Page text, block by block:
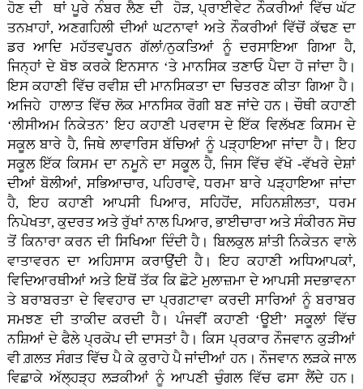
ਹੋਣ ਦੀ ਥਾਂ ਪੂਰੇ ਨੰਬਰ ਲੈਣ ਦੀ ਹੋੜ, ਪ੍ਰਾਈਵੇਟ ਨੌਕਰੀਆਂ ਵਿੱਚ ਘੱਟ
ਤਨਖ਼ਾਹਾਂ, ਅਣਗਹਿਲੀ ਦੀਆਂ ਘਟਨਾਵਾਂ ਅਤੇ ਨੌਕਰੀਆਂ ਵਿੱਚੋਂ ਕੱਢਣ ਦਾ
ਡਰ ਆਦਿ ਮਹੱਤਵਪੂਰਨ ਗੱਲਾਂ/ਨੁਕਤਿਆਂ ਨੂੰ ਦਰਸਾਇਆ ਗਿਆ ਹੈ,
ਜਿਨ੍ਹਾਂ ਦੇ ਬੋਝ ਕਰਕੇ ਇਨਸਾਨ ‘ਤੇ ਮਾਨਸਿਕ ਤਣਾਓ ਪੈਦਾ ਹੋ ਜਾਂਦਾ ਹੈ।
ਇਸ ਕਹਾਣੀ ਵਿੱਚ ਰਵੀਸ਼ ਦੀ ਮਾਨਸਿਕਤਾ ਦਾ ਚਿਤਰਣ ਕੀਤਾ ਗਿਆ ਹੈ।
ਅਜਿਹੇ ਹਾਲਾਤ ਵਿੱਚ ਲੋਕ ਮਾਨਸਿਕ ਰੋਗੀ ਬਣ ਜਾਂਦੇ ਹਨ। ਚੌਥੀ ਕਹਾਣੀ
‘ਲੀਸੀਅਮ ਨਿਕੇਤਨ’ ਇਹ ਕਹਾਣੀ ਪਰਵਾਸ ਦੇ ਇੱਕ ਵਿਲੱਖਣ ਕਿਸਮ ਦੇ
ਸਕੂਲ ਬਾਰੇ ਹੈ, ਜਿਥੇ ਲਾਵਾਰਿਸ ਬੱਚਿਆਂ ਨੂੰ ਪੜ੍ਹਾਇਆ ਜਾਂਦਾ ਹੈ। ਇਹ
ਸਕੂਲ ਇੱਕ ਕਿਸਮ ਦਾ ਨਮੂਨੇ ਦਾ ਸਕੂਲ ਹੈ, ਜਿਸ ਵਿੱਚ ਵੱਖੋ -ਵੱਖਰੇ ਦੇਸ਼ਾਂ
ਦੀਆਂ ਬੋਲੀਆਂ, ਸਭਿਆਚਾਰ, ਪਹਿਰਾਵੇ, ਧਰਮਾ ਬਾਰੇ ਪੜ੍ਹਾਇਆ ਜਾਂਦਾ
ਹੈ, ਇਹ ਕਹਾਣੀ ਆਪਸੀ ਪਿਆਰ, ਸਹਿਹੋਂਦ, ਸਹਿਨਸ਼ੀਲਤਾ, ਧਰਮ
ਨਿਪੇਖਤਾ, ਕੁਦਰਤ ਅਤੇ ਰੁੱਖਾਂ ਨਾਲ ਪਿਆਰ, ਭਾਈਚਾਰਾ ਅਤੇ ਸੰਕੀਰਨ ਸੋਚ
ਤੋਂ ਕਿਨਾਰਾ ਕਰਨ ਦੀ ਸਿਖਿਆ ਦਿੰਦੀ ਹੈ। ਬਿਲਕੁਲ ਸ਼ਾਂਤੀ ਨਿਕੇਤਨ ਵਾਲੇ
ਵਾਤਾਵਰਨ ਦਾ ਅਹਿਸਾਸ ਕਰਾਉਂਦੀ ਹੈ। ਇਹ ਕਹਾਣੀ ਅਧਿਆਪਕਾਂ,
ਵਿਦਿਆਰਥੀਆਂ ਅਤੇ ਇਥੋਂ ਤੱਕ ਕਿ ਛੋਟੇ ਮੁਲਾਜ਼ਮਾ ਦੇ ਆਪਸੀ ਸਦਭਾਵਨਾ
ਤੇ ਬਰਾਬਰਤਾ ਦੇ ਵਿਵਹਾਰ ਦਾ ਪ੍ਰਗਟਾਵਾ ਕਰਦੀ ਸਾਰਿਆਂ ਨੂੰ ਬਰਾਬਰ
ਸਮਝਣ ਦੀ ਤਾਕੀਦ ਕਰਦੀ ਹੈ। ਪੰਜਵੀਂ ਕਹਾਣੀ ‘ਊਈ’ ਸਕੂਲਾਂ ਵਿੱਚ
ਨਸ਼ਿਆਂ ਦੇ ਫੈਲੇ ਪ੍ਰਕੋਪ ਦੀ ਦਾਸਤਾਂ ਹੈ। ਕਿਸ ਪ੍ਰਕਾਰ ਨੌਜਵਾਨ ਕੁੜੀਆਂ
ਵੀ ਗ਼ਲਤ ਸੰਗਤ ਵਿੱਚ ਪੈ ਕੇ ਕੁਰਾਹੇ ਪੈ ਜਾਂਦੀਆਂ ਹਨ। ਨੌਜਵਾਨ ਲੜਕੇ ਜਾਲ
ਵਿਛਾਕੇ ਅੱਲ੍ਹੜ੍ਹ ਲੜਕੀਆਂ ਨੂੰ ਆਪਣੀ ਚੁੰਗਲ ਵਿੱਚ ਫਸਾ ਲੈਂਦੇ ਹਨ।